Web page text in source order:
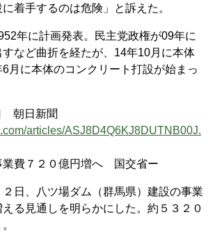
着手するのは危険」と訴えた。
年に計画発表。民主党政権が09年に
など曲折を経たが、14年10月に本体
月に本体のコンクリート打設が始まっ
朝日新聞
articles/ASJ8D4Q6KJ8DUTNB00J.
業費７２０億円増へ 国交省ー
日、八ツ場ダム（群馬県）建設の事業
る見通しを明らかにした。約５３２０